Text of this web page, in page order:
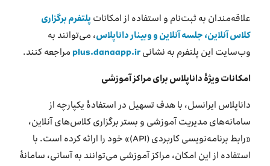
علاقه‌مندان به ثبت‌نام و استفاده از امکانات پلتفرم برگزاری
کلاس آنلاین، جلسه آنلاین و وبینار داناپلاس، می‌توانند به
وب‌سایت این پلتفرم به نشانیplus.danaapp.irمراجعه کنند.
امکانات ویژۀ داناپلاس برای مراکز آموزشی
داناپلاس ایرانسل، با هدف تسهیل در استفادۀ یکپارچه از
سامانه‌های مدیریت آموزشی و بستر برگزاری کلاس‌های آنلاین،
«رابط برنامه‌نویسی کاربردی (API)» خود را ارائه کرده است. با
استفاده از این امکان، مراکز آموزشی می‌توانند به آسانی، سامانۀ